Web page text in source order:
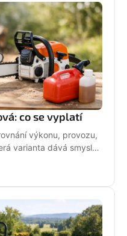
co se vyplatí
výkonu, provozu,
varianta dává smysl